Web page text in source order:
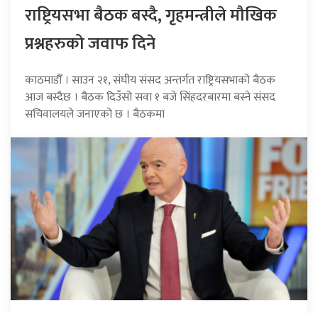
राष्ट्रियसभा बैठक बस्दै, गृहमन्त्रीले मौखिक
प्रश्नहरुको जवाफ दिने
काठमाडौँ । साउन २१, संघीय संसद अन्तर्गत राष्ट्रियसभाको बैठक
आज बस्दैछ । बैठक दिउँसो सवा १ बजे सिंहदरबारमा बस्ने संसद
सचिवालयले जनाएको छ । बैठकमा